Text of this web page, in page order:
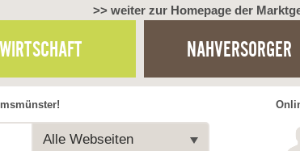
>> weiter zur Homepage der
WIRTSCHAFT NAHVERSORGER
Alle Webseiten